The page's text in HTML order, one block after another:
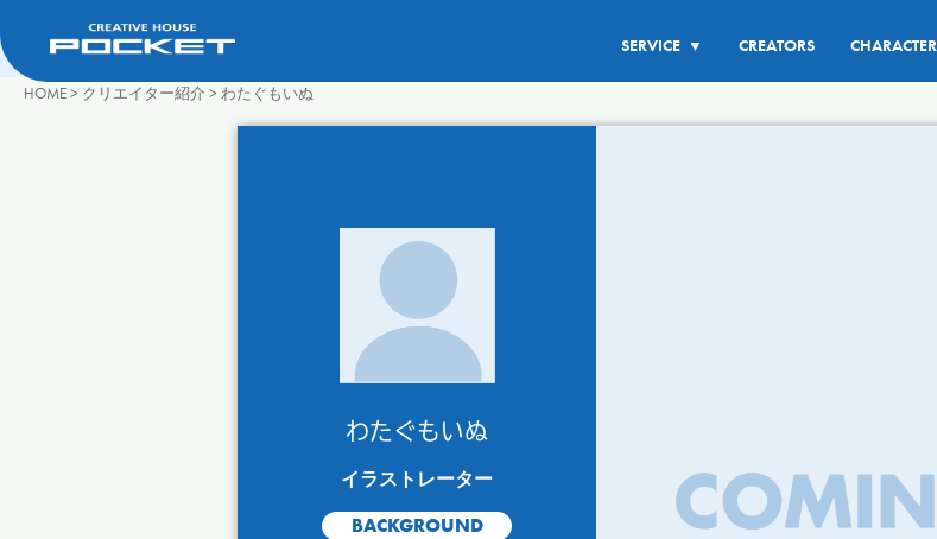
SERVICE ▼ CREATORS CHARACTER
HOME> クリエイター紹介 >わたぐもいぬ
わたぐもいぬ
イラストレーター
BACKGROUND